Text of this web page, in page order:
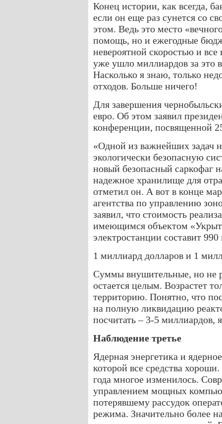
Конец истории, как всегда,
если он еще раз сунется со
этом. Ведь это место
помощь, но и ежегодные
невероятной скоростью и
уже ушло миллиардов за это
Насколько я знаю, только
отходов. Больше ничего!
Для завершения
евро. Об этом заявил
конференции, посвященной
«Одной из важнейших задач
экологически безопасную
новый безопасный саркофаг
надежное хранилище для
отметил он. А вот в конце
агентства по управлению
заявил, что стоимость
имеющимся объектом
электростанции составит
1 миллиард долларов и 1
Суммы внушительные, но не
остается целым. Возрастет
территорию. Понятно, что
на полную ликвидацию
посчитать – 3-5 миллиардов,
Наблюдение третье
Ядерная энергетика и
которой все средства
года многое изменилось.
управлением мощных
потерявшему рассудок
режима. Значительно более